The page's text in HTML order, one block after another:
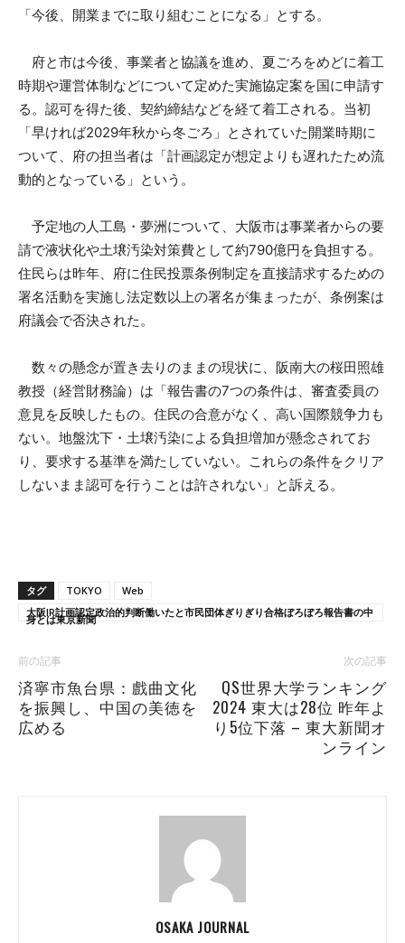
「今後、開業までに取り組むことになる」とする。
府と市は今後、事業者と協議を進め、夏ごろをめどに着工
時期や運営体制などについて定めた実施協定案を国に申請す
る。認可を得た後、契約締結などを経て着工される。当初
「早ければ2029年秋から冬ごろ」とされていた開業時期に
ついて、府の担当者は「計画認定が想定よりも遅れたため流
動的となっている」という。
予定地の人工島・夢洲について、大阪市は事業者からの要
請で液状化や土壌汚染対策費として約790億円を負担する。
住民らは昨年、府に住民投票条例制定を直接請求するための
署名活動を実施し法定数以上の署名が集まったが、条例案は
府議会で否決された。
数々の懸念が置き去りのままの現状に、阪南大の桜田照雄
教授（経営財務論）は「報告書の7つの条件は、審査委員の
意見を反映したもの。住民の合意がなく、高い国際競争力も
ない。地盤沈下・土壌汚染による負担増加が懸念されてお
り、要求する基準を満たしていない。これらの条件をクリア
しないまま認可を行うことは許されない」と訴える。
タグ TOKYO
Web
大阪IR計画認定政治的判断働いたと市民団体ぎりぎり合格ぼろぼろ報告書の中
身とは東京新聞
前の記事
済寧市魚台県：戲曲文化
を振興し、中国の美徳を
広める
次の記事
QS世界大学ランキング
2024 東大は28位 昨年よ
り5位下落 – 東大新聞オ
ンライン
OSAKA JOURNAL